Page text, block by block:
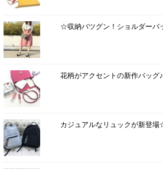
☆収納バツグン！ショルダーバ
花柄がアクセントの新作バッグ♪
カジュアルなリュックが新登